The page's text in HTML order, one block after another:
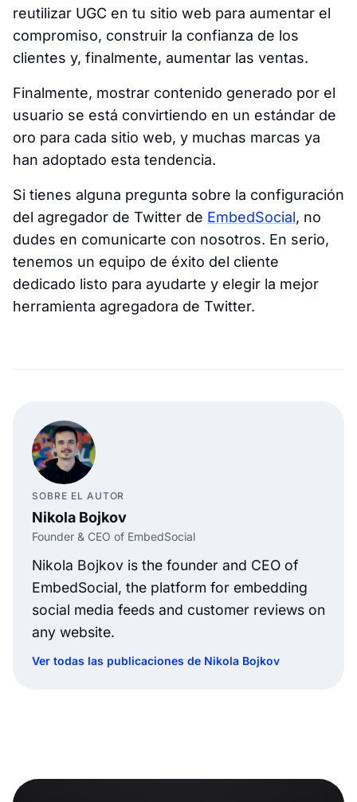
reutilizar UGC en tu sitio web para aumentar el
compromiso, construir la confianza de los
clientes y, finalmente, aumentar las ventas.
Finalmente, mostrar contenido generado por el
usuario se está convirtiendo en un estándar de
oro para cada sitio web, y muchas marcas ya
han adoptado esta tendencia.
Si tienes alguna pregunta sobre la configuración
del agregador de Twitter de EmbedSocial, no
dudes en comunicarte con nosotros. En serio,
tenemos un equipo de éxito del cliente
dedicado listo para ayudarte y elegir la mejor
herramienta agregadora de Twitter.
SOBRE EL AUTOR
Nikola Bojkov
Founder & CEO of EmbedSocial
Nikola Bojkov is the founder and CEO of
EmbedSocial, the platform for embedding
social media feeds and customer reviews on
any website.
Ver todas las publicaciones de Nikola Bojkov